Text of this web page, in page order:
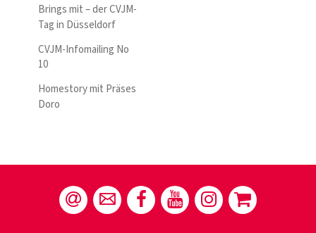
Brings mit – der CVJM-
Tag in Düsseldorf
CVJM-Infomailing No
10
Homestory mit Präses
Doro